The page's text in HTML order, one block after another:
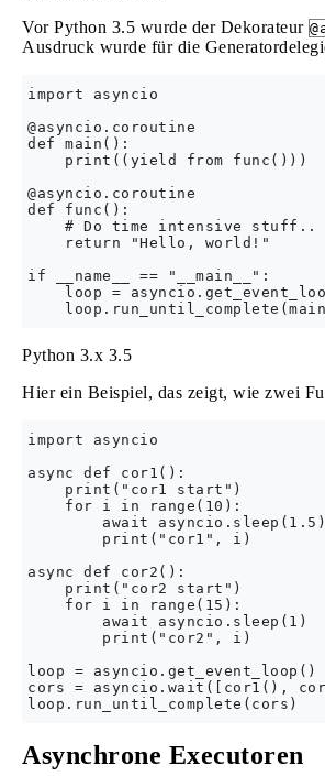
Vor Python 3.5 wurde der Dekorateur
Ausdruck wurde für die
import asyncio
@asyncio.coroutine
def main():
    print((yield from func()))
@asyncio.coroutine
def func():
    # Do time intensive stuff..
    return "Hello, world!"
if __name__ == "__main__":
loop =
Python 3.x 3.5
Hier ein Beispiel, das zeigt, wie zwei
import asyncio
async def cor1():
    print("cor1 start")
    for i in range(10):
        await asyncio.sleep(1.5)
        print("cor1", i)
async def cor2():
    print("cor2 start")
    for i in range(15):
        await asyncio.sleep(1)
        print("cor2", i)
loop = asyncio.get_event_loop()
cors = asyncio.wait([cor1(),
Asynchrone Executoren